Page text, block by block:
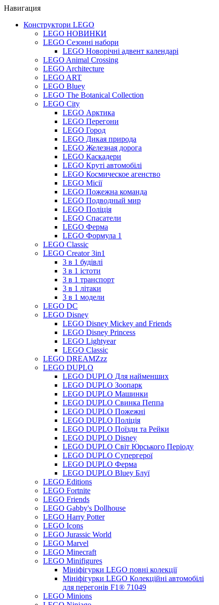
Навигация
Конструктори LEGO
LEGO НОВИНКИ
LEGO Сезонні набори
LEGO Новорічні адвент календарі
LEGO Animal Crossing
LEGO Architecture
LEGO ART
LEGO Bluey
LEGO The Botanical Collection
LEGO City
LEGO Арктика
LEGO Перегони
LEGO Город
LEGO Дикая природа
LEGO Железная дорога
LEGO Каскадери
LEGO Круті автомобілі
LEGO Космическое агенство
LEGO Місії
LEGO Пожежна команда
LEGO Подводный мир
LEGO Поліція
LEGO Спасатели
LEGO Ферма
LEGO Формула 1
LEGO Classic
LEGO Creator 3in1
3 в 1 будівлі
3 в 1 істоти
3 в 1 транспорт
3 в 1 літаки
3 в 1 модели
LEGO DC
LEGO Disney
LEGO Disney Mickey and Friends
LEGO Disney Princess
LEGO Lightyear
LEGO Classic
LEGO DREAMZzz
LEGO DUPLO
LEGO DUPLO Для найменших
LEGO DUPLO Зоопарк
LEGO DUPLO Машинки
LEGO DUPLO Свинка Пеппа
LEGO DUPLO Пожежні
LEGO DUPLO Поліція
LEGO DUPLO Поїзди та Рейки
LEGO DUPLO Disney
LEGO DUPLO Світ Юрського Періоду
LEGO DUPLO Супергерої
LEGO DUPLO Ферма
LEGO DUPLO Bluey Блуї
LEGO Editions
LEGO Fortnite
LEGO Friends
LEGO Gabby's Dollhouse
LEGO Harry Potter
LEGO Icons
LEGO Jurassic World
LEGO Marvel
LEGO Minecraft
LEGO Minifigures
Мініфігурки LEGO повні колекції
Мініфігурки LEGO Колекційні автомобілі
для перегонів F1® 71049
LEGO Minions